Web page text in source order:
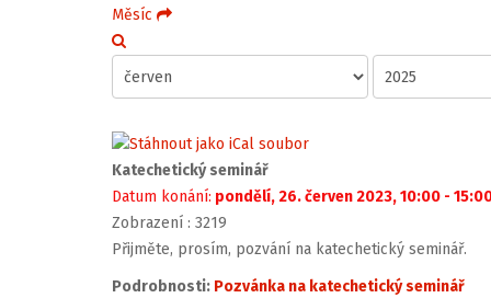
Měsíc
Katechetický seminář
Datum konání: pondělí, 26. červen 2023, 10:00 -
Zobrazení : 3219
Přijměte, prosím, pozvání na katechetický seminář.
Podrobnosti: Pozvánka na katechetický seminář